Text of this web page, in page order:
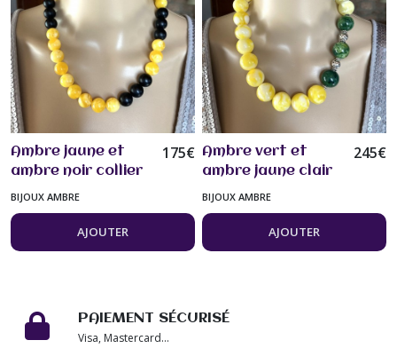
Ambre jaune et
ambre noir collier
50 cm en ambre
jaune 14mm et
ambre noir 14mm,
bijou femme
175€
BIJOUX AMBRE
AJOUTER
Ambre vert et
ambre jaune clair
collier 52 cm
perles de 20mm
bijou femme
245€
BIJOUX AMBRE
AJOUTER
PAIEMENT SÉCURISÉ
Visa, Mastercard...